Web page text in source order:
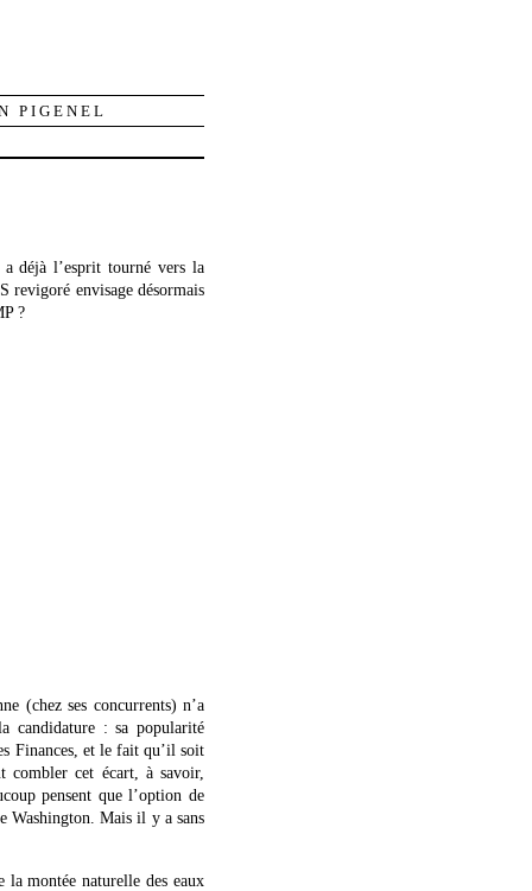
PIGENEL
déjà l’esprit tourné vers la
revigoré envisage désormais
?
(chez ses concurrents) n’a
candidature : sa popularité
Finances, et le fait qu’il soit
combler cet écart, à savoir,
pensent que l’option de
Washington. Mais il y a sans
montée naturelle des eaux